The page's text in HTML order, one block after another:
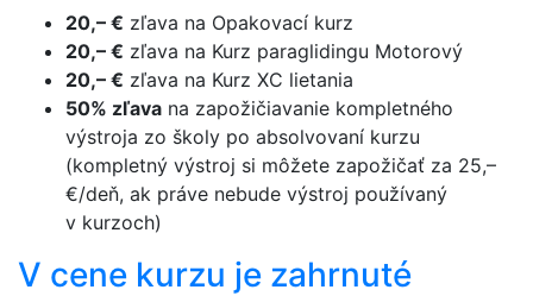
20,– € zľava na Opakovací kurz
20,– € zľava na Kurz paraglidingu Motorový
20,– € zľava na Kurz XC lietania
50% zľava na zapožičiavanie kompletného
výstroja zo školy po absolvovaní kurzu
(kompletný výstroj si môžete zapožičať za 25,–
€/deň, ak práve nebude výstroj používaný
v kurzoch)
V cene kurzu je zahrnuté